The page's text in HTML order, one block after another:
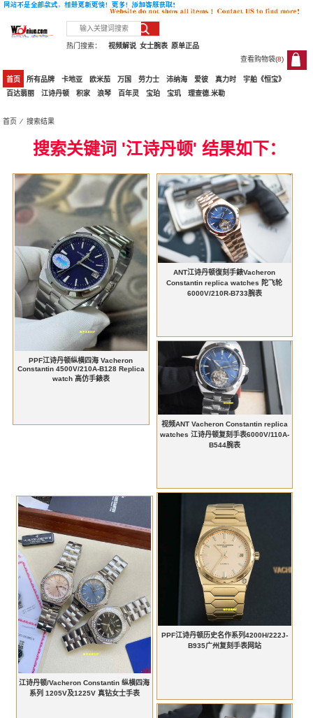
热门搜索： 原单正品
女士腕表
视频解说
查看购物袋(8)
8
首页 所有品牌 卡地亚 欧米茄 万国 劳力士 沛纳海 爱彼 真力时
宇舶《恒宝》
百达翡丽
江诗丹顿 积家 浪琴 百年灵 宝珀 宝玑 理查德.米勒
首页 ⁄ 搜索结果
搜索关键词 '江诗丹顿' 结果如下：
PPF江诗丹顿纵横四海 Vacheron
Constantin 4500V/210A-B128 Replica
watch 高仿手錶表
ANT江诗丹顿復刻手錶Vacheron
Constantin replica watches 陀飞轮
6000V/210R-B733腕表
视频ANT Vacheron Constantin replica
watches 江诗丹顿复刻手表6000V/110A-
B544腕表
江诗丹顿/Vacheron Constantin 纵横四海
系列 1205V及1225V 真钻女士手表
PPF江诗丹顿历史名作系列4200H/222J-
B935广州复刻手表网站